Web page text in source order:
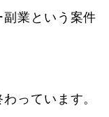
業という案件
っています。